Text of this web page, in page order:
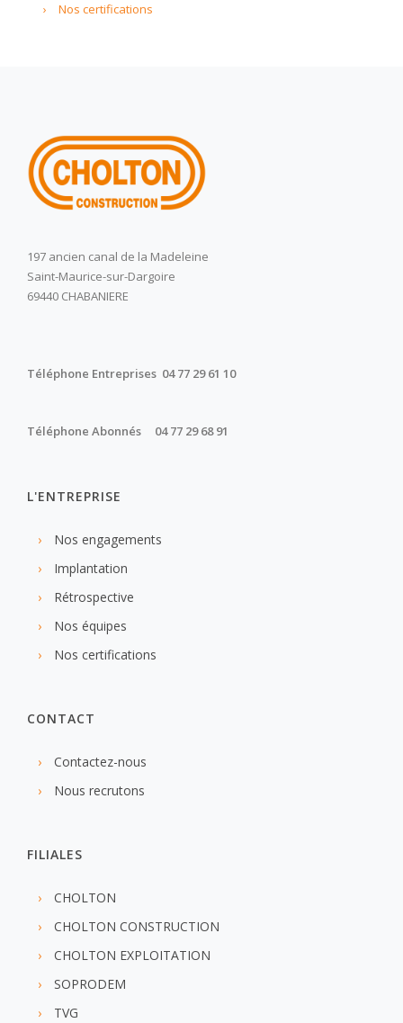
Nos certifications
197 ancien canal de la Madeleine
Saint-Maurice-sur-Dargoire
69440 CHABANIERE
Téléphone Entreprises 04 77 29 61 10
Téléphone Abonnés 04 77 29 68 91
L'ENTREPRISE
Nos engagements
Implantation
Rétrospective
Nos équipes
Nos certifications
CONTACT
Contactez-nous
Nous recrutons
FILIALES
CHOLTON
CHOLTON CONSTRUCTION
CHOLTON EXPLOITATION
SOPRODEM
TVG